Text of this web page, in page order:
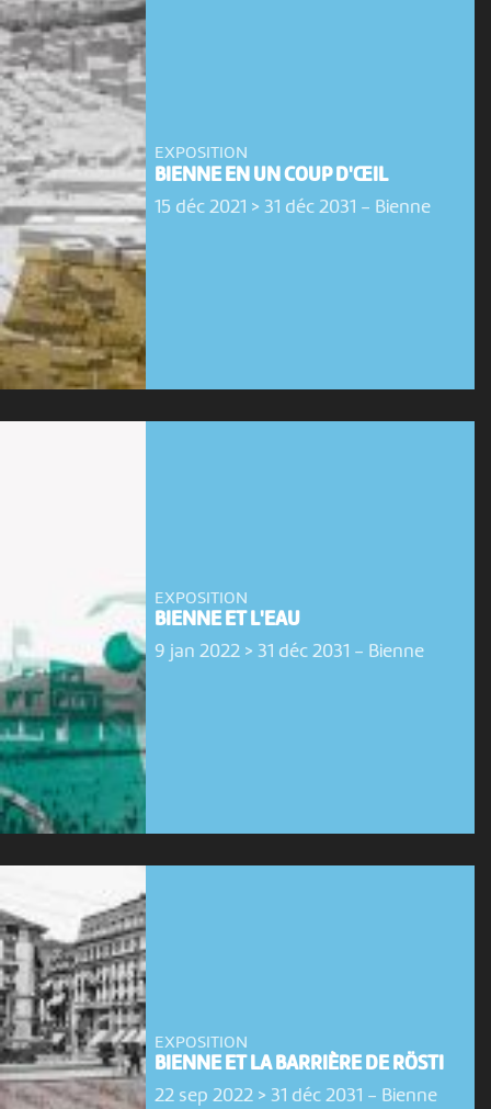
EXPOSITION
BIENNE EN UN COUP D'ŒIL
15 déc 2021 > 31 déc 2031 - Bienne
EXPOSITION
BIENNE ET L'EAU
9 jan 2022 > 31 déc 2031 - Bienne
EXPOSITION
BIENNE ET LA BARRIÈRE DE RÖSTI
22 sep 2022 > 31 déc 2031 - Bienne